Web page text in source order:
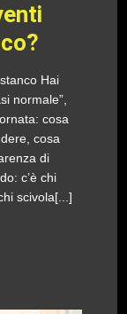
Hai
normale”,
cosa
cosa
di
c’è chi
scivola[...]